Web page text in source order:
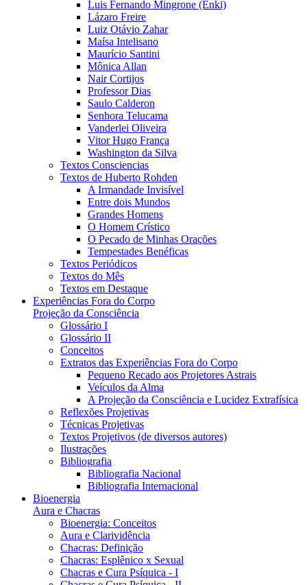
Luis Fernando Mingrone (Enki)
Lázaro Freire
Luiz Otávio Zahar
Maísa Intelisano
Maurício Santini
Mônica Allan
Nair Cortijos
Professor Dias
Saulo Calderon
Senhora Telucama
Vanderlei Oliveira
Vitor Hugo França
Washington da Silva
Textos Consciencias
Textos de Huberto Rohden
A Irmandade Invisível
Entre dois Mundos
Grandes Homens
O Homem Crístico
O Pecado de Minhas Orações
Tempestades Benéficas
Textos Periódicos
Textos do Mês
Textos em Destaque
Experiências Fora do Corpo
Projeção da Consciência
Glossário I
Glossário II
Conceitos
Extratos das Experiências Fora do Corpo
Pequeno Recado aos Projetores Astrais
Veículos da Alma
A Projeção da Consciência e Lucidez Extrafísica
Reflexões Projetivas
Técnicas Projetivas
Textos Projetivos (de diversos autores)
Ilustrações
Bibliografia
Bibliografia Nacional
Bibliografia Internacional
Bioenergia
Aura e Chacras
Bioenergia: Conceitos
Aura e Clarividência
Chacras: Definição
Chacras: Esplênico x Sexual
Chacras e Cura Psíquica - I